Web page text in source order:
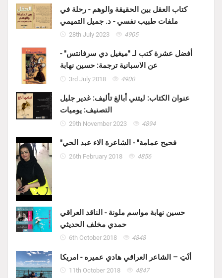
كتاب العقل بين الحقيقة والوهم - رحلة في
ملفات طبيب نفسي - د. جميل التميمي
28th July 2023 4905
أفضل عشرة كتب لـ "ميغيل دي سرفانتس" -
عن الاسبانية ترجمة: حسين نهابة
3rd July 2018 4900
عنوان الكتاب: ليتني أبالغ تأليف: غدير جليل
التصنيف: يوميات
29th November 2023 4894
"فحيح عمامة" - الشاعرة الاء عبد الحي
26th February 2018 4856
حسين نهابة مواسم ملونة - الناقد العراقي
حمدي مخلف الحديثي
6th October 2018 4848
أنْتِ – الشاعر العراقي هادي عميره - امريكا
11th October 2018 4847